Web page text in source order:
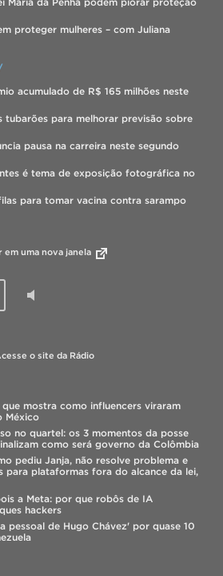
proteger mulheres – com Juliana
acumulado de R$ 165 milhões neste
tubarões para melhorar previsão sobre
pausa na carreira neste segundo
é tema de exposição fotográfica no
para tomar vacina contra sarampo
em uma nova janela
o site da Rádio
que mostra como influencers viraram
México
no quartel: os 3 momentos da posse
como será governo da Colômbia
pediu Janja, não resolve problema e
para plataformas fora do alcance da lei,
a Meta: por que robôs de IA
hackers
pessoal de Hugo Chávez' por quase 10